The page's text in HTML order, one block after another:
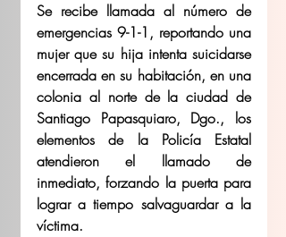
Se recibe llamada al número de
emergencias 9-1-1, reportando una
mujer que su hija intenta suicidarse
encerrada en su habitación, en una
colonia al norte de la ciudad de
Santiago Papasquiaro, Dgo., los
elementos de la Policía Estatal
atendieron el llamado de
inmediato, forzando la puerta para
lograr a tiempo salvaguardar a la
víctima.